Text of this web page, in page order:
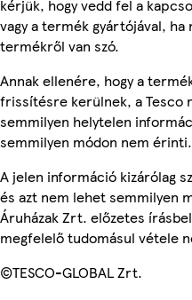
kérjük, hogy vedd fel a
vagy a termék gyártójával, ha
termékről van szó.
Annak ellenére, hogy a
frissítésre kerülnek, a Tesco
semmilyen helytelen
semmilyen módon nem érinti.
A jelen információ kizárólag
és azt nem lehet semmilyen
Áruházak Zrt. előzetes
megfelelő tudomásul vétele
©TESCO-GLOBAL Zrt.